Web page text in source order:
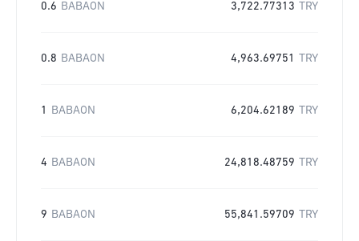
0.6 BABAON 3,722.77313 TRY
0.8 BABAON 4,963.69751 TRY
1 BABAON 6,204.62189 TRY
4 BABAON 24,818.48759 TRY
9 BABAON 55,841.59709 TRY